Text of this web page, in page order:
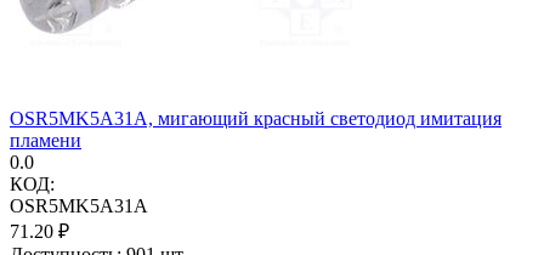
OSR5MK5A31A, мигающий красный светодиод имитация
пламени
0.0
КОД:
OSR5MK5A31A
71.20 ₽